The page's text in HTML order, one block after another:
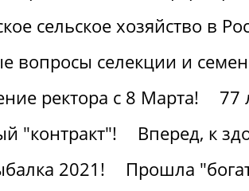
сельское хозяйство в
вопросы селекции и
ректора с 8 Марта!
77
"контракт"!
Вперед, к
2021!
Прошла